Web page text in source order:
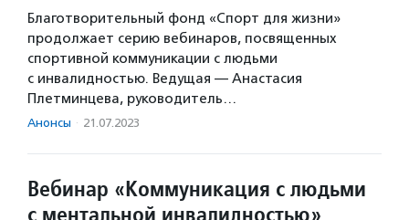
Благотворительный фонд «Спорт для жизни»
продолжает серию вебинаров, посвященных
спортивной коммуникации с людьми
с инвалидностью. Ведущая — Анастасия
Плетминцева, руководитель…
Анонсы · 21.07.2023
Вебинар «Коммуникация с людьми
с ментальной инвалидностью»